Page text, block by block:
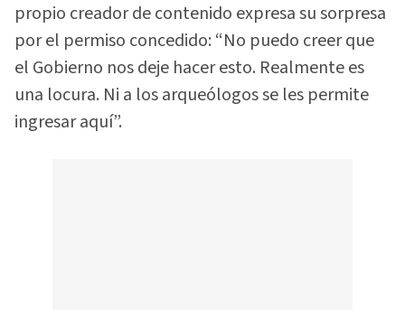
propio creador de contenido expresa su sorpresa
por el permiso concedido: “No puedo creer que
el Gobierno nos deje hacer esto. Realmente es
una locura. Ni a los arqueólogos se les permite
ingresar aquí”.